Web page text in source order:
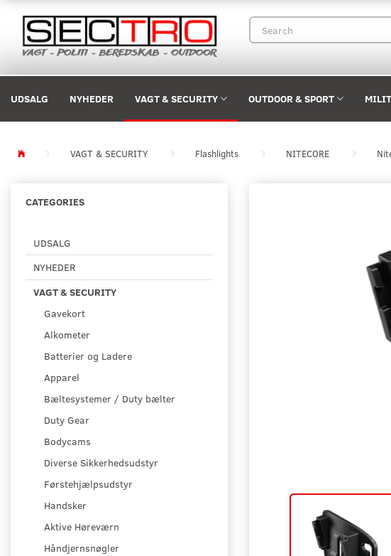
UDSALG NYHEDER VAGT & SECURITY OUTDOOR & SPORT
VAGT & SECURITY Flashlights NITECORE
CATEGORIES
UDSALG
NYHEDER
VAGT & SECURITY
Gavekort
Alkometer
Batterier og Ladere
Apparel
Bæltesystemer / Duty bælter
Duty Gear
Bodycams
Diverse Sikkerhedsudstyr
Førstehjælpsudstyr
Handsker
Aktive Høreværn
Håndjernsnøgler